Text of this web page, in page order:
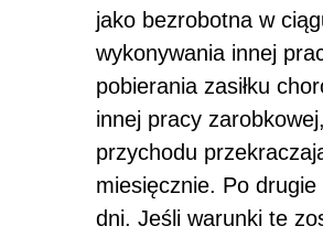
jako bezrobotna w
wykonywania innej
pobierania zasiłku
innej pracy
przychodu
miesięcznie. Po
dni. Jeśli warunki te